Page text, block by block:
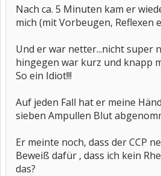
Nach ca. 5 Minuten kam er
mich (mit Vorbeugen, Reflexen
Und er war netter...nicht super
hingegen war kurz und knapp
So ein Idiot!!!
Auf jeden Fall hat er meine
sieben Ampullen Blut
Er meinte noch, dass der CCP
Beweiß dafür , dass ich kein
das?